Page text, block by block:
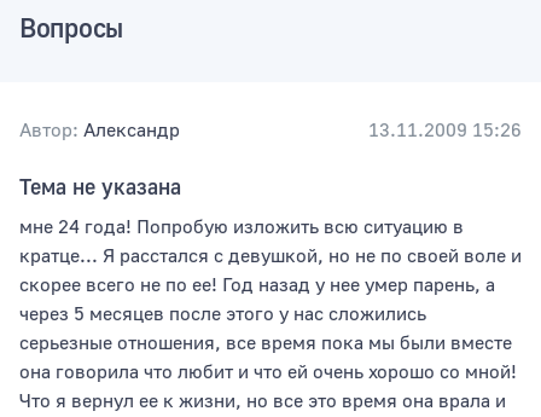
Искать по:
Публикация не ранее
Публикация не позднее
Вопросы
Автор: Александр 13.11.2009 15:26
Тема не указана
мне 24 года! Попробую изложить всю ситуацию в
кратце... Я расстался с девушкой, но не по своей воле и
скорее всего не по ее! Год назад у нее умер парень, а
через 5 месяцев после этого у нас сложились
серьезные отношения, все время пока мы были вместе
она говорила что любит и что ей очень хорошо со мной!
Что я вернул ее к жизни, но все это время она врала и